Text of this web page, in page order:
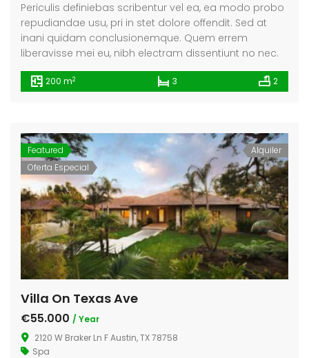
Periculis definiebas scribentur vel ea, ea modo probo
repudiandae usu, pri in stet dolore offendit. Sed at
inani quidam conclusionemque. Quem errem
liberavisse mei eu, nibh electram dissentiunt no nec.
200 m2 3 2
Featured
Oferta Especial
Alquiler
Villa On Texas Ave
€55.000 / Year
2120 W Braker Ln F Austin, TX 78758
Spa